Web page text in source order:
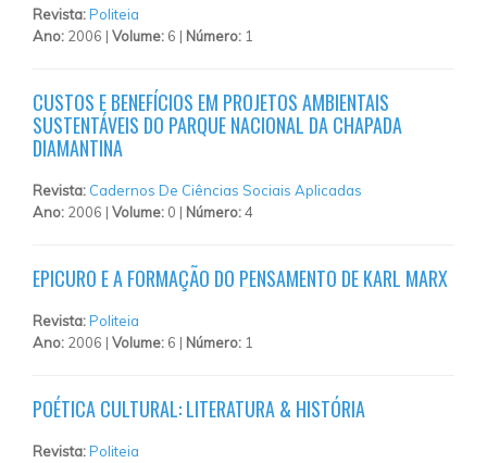
Revista:Politeia
Ano: 2006 | Volume: 6 | Número: 1
CUSTOS E BENEFÍCIOS EM PROJETOS AMBIENTAIS
SUSTENTÁVEIS DO PARQUE NACIONAL DA CHAPADA
DIAMANTINA
Revista: Cadernos De Ciências Sociais Aplicadas
Ano: 2006 | Volume: 0 | Número:4
EPICURO E A FORMAÇÃO DO PENSAMENTO DE KARL MARX
Revista:Politeia
Ano: 2006 | Volume: 6 | Número: 1
POÉTICA CULTURAL: LITERATURA & HISTÓRIA
Revista:Politeia